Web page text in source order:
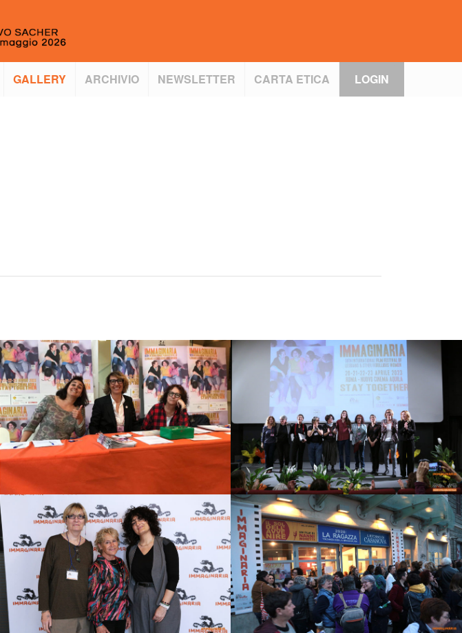
GALLERY ARCHIVIO NEWSLETTER CARTA ETICA LOGIN